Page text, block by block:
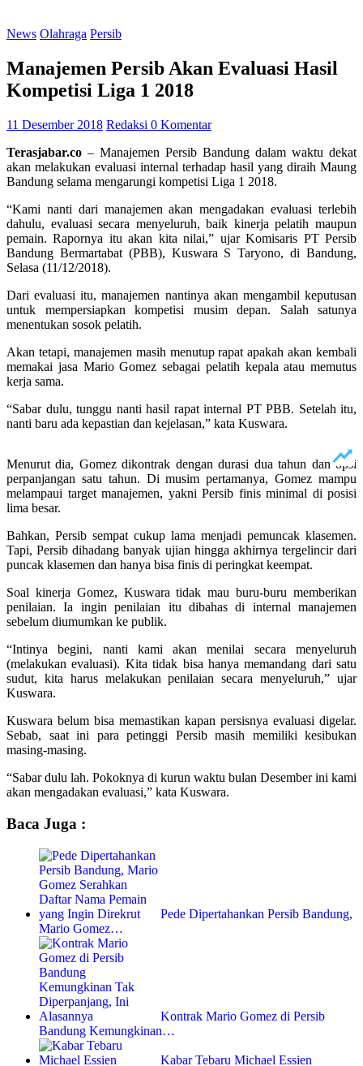
News Olahraga Persib
Manajemen Persib Akan Evaluasi Hasil
Kompetisi Liga 1 2018
11 Desember 2018 Redaksi 0 Komentar
Terasjabar.co – Manajemen Persib Bandung dalam waktu dekat
akan melakukan evaluasi internal terhadap hasil yang diraih Maung
Bandung selama mengarungi kompetisi Liga 1 2018.
“Kami nanti dari manajemen akan mengadakan evaluasi terlebih
dahulu, evaluasi secara menyeluruh, baik kinerja pelatih maupun
pemain. Rapornya itu akan kita nilai,” ujar Komisaris PT Persib
Bandung Bermartabat (PBB), Kuswara S Taryono, di Bandung,
Selasa (11/12/2018).
Dari evaluasi itu, manajemen nantinya akan mengambil keputusan
untuk mempersiapkan kompetisi musim depan. Salah satunya
menentukan sosok pelatih.
Akan tetapi, manajemen masih menutup rapat apakah akan kembali
memakai jasa Mario Gomez sebagai pelatih kepala atau memutus
kerja sama.
“Sabar dulu, tunggu nanti hasil rapat internal PT PBB. Setelah itu,
nanti baru ada kepastian dan kejelasan,” kata Kuswara.
Menurut dia, Gomez dikontrak dengan durasi dua tahun dan opsi
perpanjangan satu tahun. Di musim pertamanya, Gomez mampu
melampaui target manajemen, yakni Persib finis minimal di posisi
lima besar.
Bahkan, Persib sempat cukup lama menjadi pemuncak klasemen.
Tapi, Persib dihadang banyak ujian hingga akhirnya tergelincir dari
puncak klasemen dan hanya bisa finis di peringkat keempat.
Soal kinerja Gomez, Kuswara tidak mau buru-buru memberikan
penilaian. Ia ingin penilaian itu dibahas di internal manajemen
sebelum diumumkan ke publik.
“Intinya begini, nanti kami akan menilai secara menyeluruh
(melakukan evaluasi). Kita tidak bisa hanya memandang dari satu
sudut, kita harus melakukan penilaian secara menyeluruh,” ujar
Kuswara.
Kuswara belum bisa memastikan kapan persisnya evaluasi digelar.
Sebab, saat ini para petinggi Persib masih memiliki kesibukan
masing-masing.
“Sabar dulu lah. Pokoknya di kurun waktu bulan Desember ini kami
akan mengadakan evaluasi,” kata Kuswara.
Baca Juga :
Pede Dipertahankan Persib Bandung,
Mario Gomez…
Kontrak Mario Gomez di Persib
Bandung Kemungkinan…
Kabar Tebaru Michael Essien